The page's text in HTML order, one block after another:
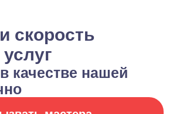
скорость
качестве нашей